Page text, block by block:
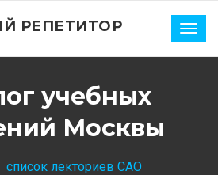
РЕПЕТИТОР
учебных
Москвы
список лекториев САО